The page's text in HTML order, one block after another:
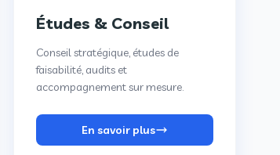
Études & Conseil
Conseil stratégique, études de
faisabilité, audits et
accompagnement sur mesure.
En savoir plus